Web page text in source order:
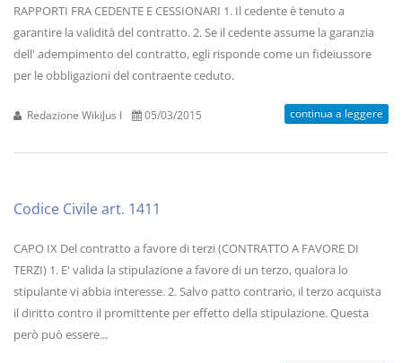
RAPPORTI FRA CEDENTE E CESSIONARI 1. Il cedente è tenuto a
garantire la validità del contratto. 2. Se il cedente assume la garanzia
dell' adempimento del contratto, egli risponde come un fideiussore
per le obbligazioni del contraente ceduto.
Redazione WikiJus I 05/03/2015 continua a leggere
Codice Civile art. 1411
CAPO IX Del contratto a favore di terzi (CONTRATTO A FAVORE DI
TERZI) 1. E' valida la stipulazione a favore di un terzo, qualora lo
stipulante vi abbia interesse. 2. Salvo patto contrario, il terzo acquista
il diritto contro il promittente per effetto della stipulazione. Questa
però può essere...